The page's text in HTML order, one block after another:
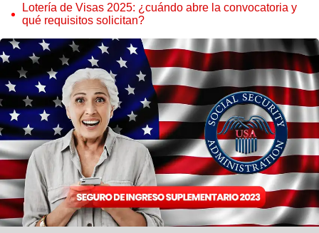
Lotería de Visas 2025: ¿cuándo abre la convocatoria y
qué requisitos solicitan?